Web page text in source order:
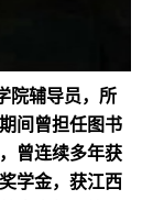
辅导员， 所
间曾担任图书
，
曾连续多年获
学金，获江西